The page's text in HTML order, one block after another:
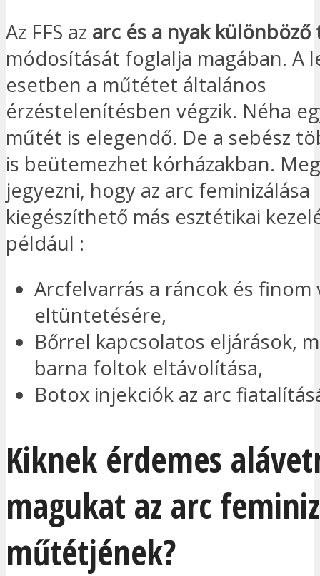
Az FFS az arc és a nyak
módosítását foglalja magában. A
esetben a műtétet általános
érzéstelenítésben végzik. Néha
műtét is elegendő. De a sebész
is beütemezhet kórházakban.
jegyezni, hogy az arc feminizálása
kiegészíthető más esztétikai
például :
Arcfelvarrás a ráncok és finom
eltüntetésére,
Bőrrel kapcsolatos eljárások,
barna foltok eltávolítása,
Botox injekciók az arc
Kiknek érdemes
magukat az arc
műtétjének?